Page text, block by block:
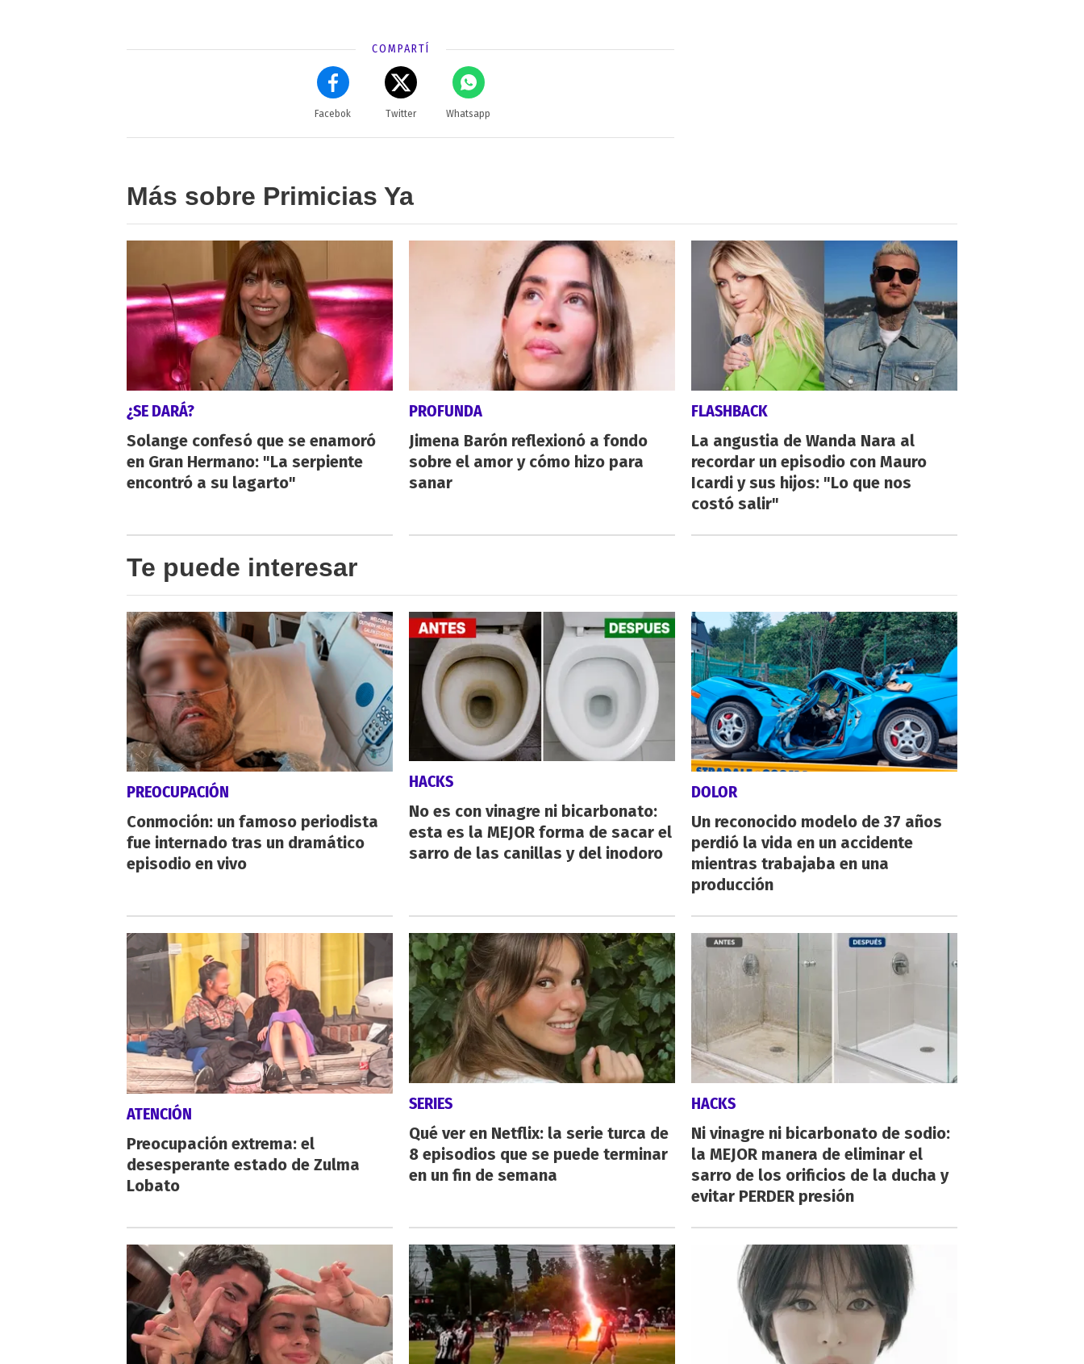
COMPARTÍ
Facebok Twitter Whatsapp
Más sobre Primicias Ya
¿SE DARÁ?
Solange confesó que se enamoró
en Gran Hermano: "La serpiente
encontró a su lagarto"
PROFUNDA
Jimena Barón reflexionó a fondo
sobre el amor y cómo hizo para
sanar
FLASHBACK
La angustia de Wanda Nara al
recordar un episodio con Mauro
Icardi y sus hijos: "Lo que nos
costó salir"
Te puede interesar
PREOCUPACIÓN
Conmoción: un famoso periodista
fue internado tras un dramático
episodio en vivo
HACKS
No es con vinagre ni bicarbonato:
esta es la MEJOR forma de sacar el
sarro de las canillas y del inodoro
DOLOR
Un reconocido modelo de 37 años
perdió la vida en un accidente
mientras trabajaba en una
producción
ATENCIÓN
Preocupación extrema: el
desesperante estado de Zulma
Lobato
SERIES
Qué ver en Netflix: la serie turca de
8 episodios que se puede terminar
en un fin de semana
HACKS
Ni vinagre ni bicarbonato de sodio:
la MEJOR manera de eliminar el
sarro de los orificios de la ducha y
evitar PERDER presión